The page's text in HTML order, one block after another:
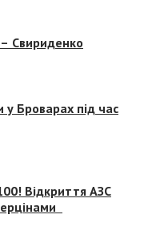
Свириденко
Броварах під час
Відкриття АЗС